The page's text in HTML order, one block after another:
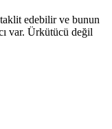
edebilir ve bunun
var. Ürkütücü değil